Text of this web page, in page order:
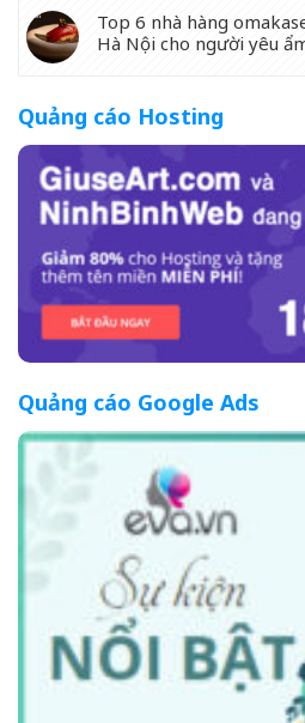
Top 6 nhà hàng
Hà Nội cho người yêu
Quảng cáo Hosting
Quảng cáo Google Ads